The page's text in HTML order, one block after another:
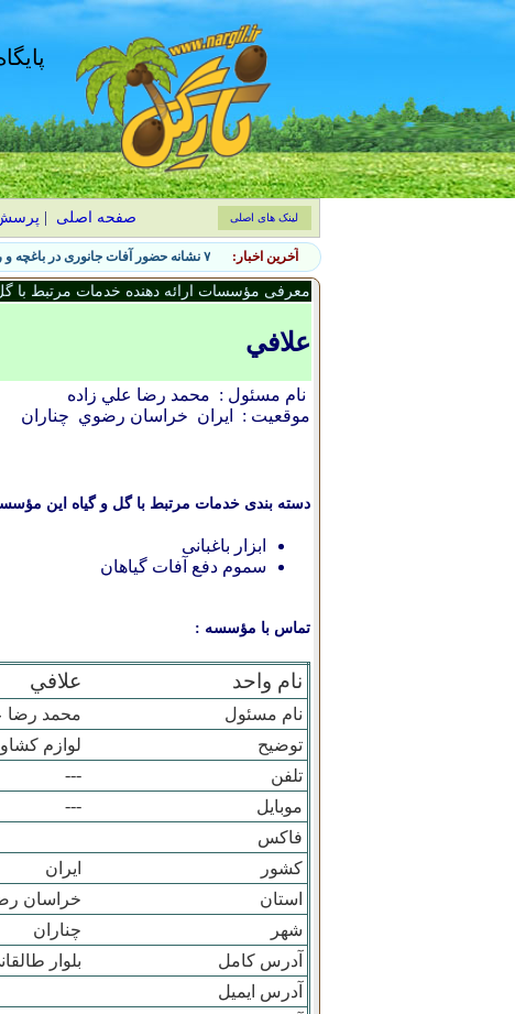
صفحه اصلی لینک های اصلی
آخرین اخبار: ۷ نشانه حضور آفات جانوری در باغچه و روش‌های کنترل طبیعی
معرفی مؤسسات ارائه دهنده خدمات مرتبط با
علافي
نام مسئول : محمد رضا علي زاده
موقعیت :
ایران خراسان رضوي چناران
دسته بندی خدمات مرتبط با گل و گیاه این
ابزار باغبانی
سموم دفع آفات گیاهان
تماس با مؤسسه :
نام واحد علافي
نام مسئول
محمد رضا
توضیح
لوازم
تلفن
---
موبایل
---
فاکس
کشور
ایران
استان
خراسان
شهر
چناران
آدرس کامل
بلوار
آدرس ایمیل